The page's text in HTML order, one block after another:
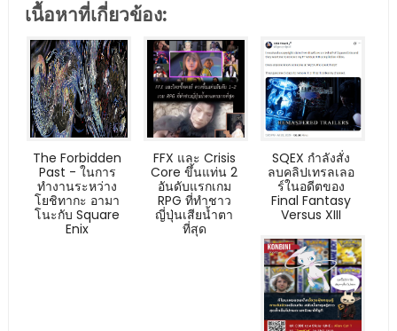
เนื้อหาที่เกี่ยวข้อง:
The Forbidden
Past - ในการ
ทำงานระหว่าง
โยชิทากะ อามา
โนะกับ Square
Enix
FFX และ Crisis
Core ขึ้นแท่น 2
อันดับแรกเกม
RPG ที่ทำชาว
ญี่ปุ่นเสียน้ำตา
ที่สุด
SQEX กำลังสั่ง
ลบคลิปเทรลเลอ
ร์ในอดีตของ
Final Fantasy
Versus XIII